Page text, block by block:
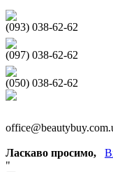
(093) 038-62-62
(097) 038-62-62
(050) 038-62-62
Ласкаво просимо,
"